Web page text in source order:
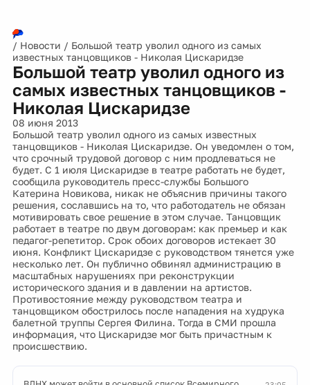
/ Новости / Большой театр уволил одного из самых
известных танцовщиков - Николая Цискаридзе
Большой театр уволил одного из
самых известных танцовщиков -
Николая Цискаридзе
08 июня 2013
Большой театр уволил одного из самых известных
танцовщиков - Николая Цискаридзе. Он уведомлен о том,
что срочный трудовой договор с ним продлеваться не
будет. С 1 июля Цискаридзе в театре работать не будет,
сообщила руководитель пресс-службы Большого
Катерина Новикова, никак не объяснив причины такого
решения, сославшись на то, что работодатель не обязан
мотивировать свое решение в этом случае. Танцовщик
работает в театре по двум договорам: как премьер и как
педагог-репетитор. Срок обоих договоров истекает 30
июня. Конфликт Цискаридзе с руководством тянется уже
несколько лет. Он публично обвинял администрацию в
масштабных нарушениях при реконструкции
исторического здания и в давлении на артистов.
Противостояние между руководством театра и
танцовщиком обострилось после нападения на худрука
балетной труппы Сергея Филина. Тогда в СМИ прошла
информация, что Цискаридзе мог быть причастным к
происшествию.